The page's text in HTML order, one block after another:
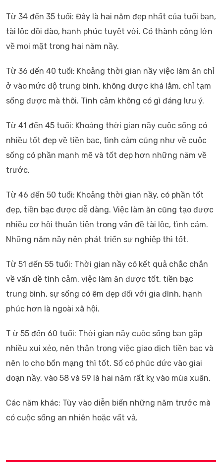
Từ 34 đến 35 tuổi: Đây là hai năm đẹp nhất của tuổi bạn,
tài lộc dồi dào, hạnh phúc tuyệt vời. Có thành công lớn
về mọi mặt trong hai năm nầy.
Từ 36 đến 40 tuổi: Khoảng thời gian nầy việc làm ăn chỉ
ở vào mức độ trung bình, không được khá lắm, chỉ tạm
sống được mà thôi. Tình cảm không có gì đáng lưu ý.
Từ 41 đến 45 tuổi: Khoảng thời gian nầy cuộc sống có
nhiều tốt đẹp về tiền bạc, tình cảm cũng như về cuộc
sống có phần mạnh mẽ và tốt đẹp hơn những năm về
trước.
Từ 46 đến 50 tuổi: Khoảng thời gian nầy, có phần tốt
đẹp, tiền bạc được dễ dàng. Việc làm ăn cũng tạo được
nhiều cơ hội thuận tiện trong vấn đề tài lộc, tình cảm.
Những năm nầy nên phát triển sự nghiệp thì tốt.
Từ 51 đến 55 tuổi: Thời gian nầy có kết quả chắc chắn
về vấn đề tình cảm, việc làm ăn được tốt, tiền bạc
trung bình, sự sống có êm đẹp đối với gia đình, hạnh
phúc hơn là ngoài xã hội.
T ừ 55 đến 60 tuổi: Thời gian nầy cuộc sống bạn gặp
nhiều xui xẻo, nên thận trọng việc giao dịch tiền bạc và
nên lo cho bổn mạng thì tốt. Số có phúc đức vào giai
đoạn nầy, vào 58 và 59 là hai năm rất kỵ vào mùa xuân.
Các năm khác: Tùy vào diễn biến những năm trước mà
có cuộc sống an nhiên hoặc vất vả.